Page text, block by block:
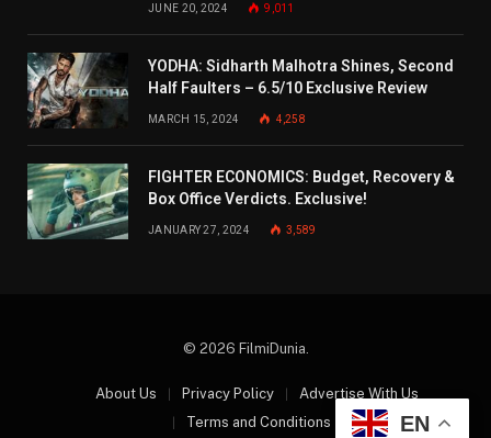
JUNE 20, 2024 9,011
YODHA: Sidharth Malhotra Shines, Second
Half Faulters – 6.5/10 Exclusive Review
MARCH 15, 2024 4,258
FIGHTER ECONOMICS: Budget, Recovery &
Box Office Verdicts. Exclusive!
JANUARY 27, 2024 3,589
© 2026 FilmiDunia.
About Us Privacy Policy
Advertise With Us
Terms and Conditions
EN